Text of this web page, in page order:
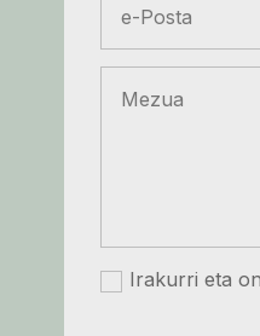
Irakurri eta